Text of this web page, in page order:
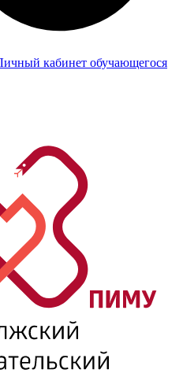
кабинет обучающегося